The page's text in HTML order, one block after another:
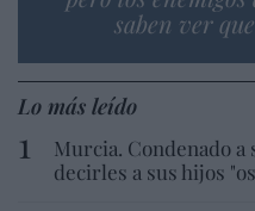
saben ver
Lo más leído
Murcia. Condenado a
decirles a sus hijos